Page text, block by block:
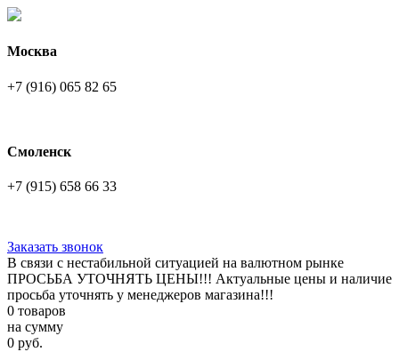
Москва
+7 (916) 065 82 65
Смоленск
+7 (915) 658 66 33
Заказать звонок
В связи с нестабильной ситуацией на валютном рынке
ПРОСЬБА УТОЧНЯТЬ ЦЕНЫ!!! Актуальные цены и наличие
просьба уточнять у менеджеров магазина!!!
0 товаров
на сумму
0 руб.